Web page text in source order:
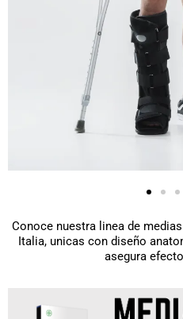
Conoce nuestra linea de
Italia, unicas con diseño
asegura